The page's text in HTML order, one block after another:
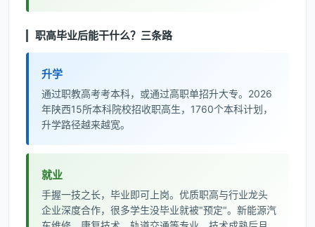
职高毕业后能干什么？三条路
升学
通过职教高考考本科，或通过高职单招升大专。2026
年陕西15所本科院校招收职高生，1760个本科计划，
升学路径越来越宽。
就业
手握一技之长，毕业即可上岗。优质职高与行业龙头
企业深度合作，很多学生没毕业就被"预定"。新能源汽